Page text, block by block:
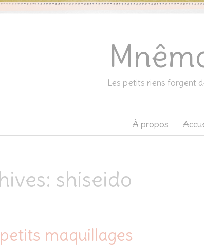
Les petits riens forgent
À propos
shiseido
maquillages